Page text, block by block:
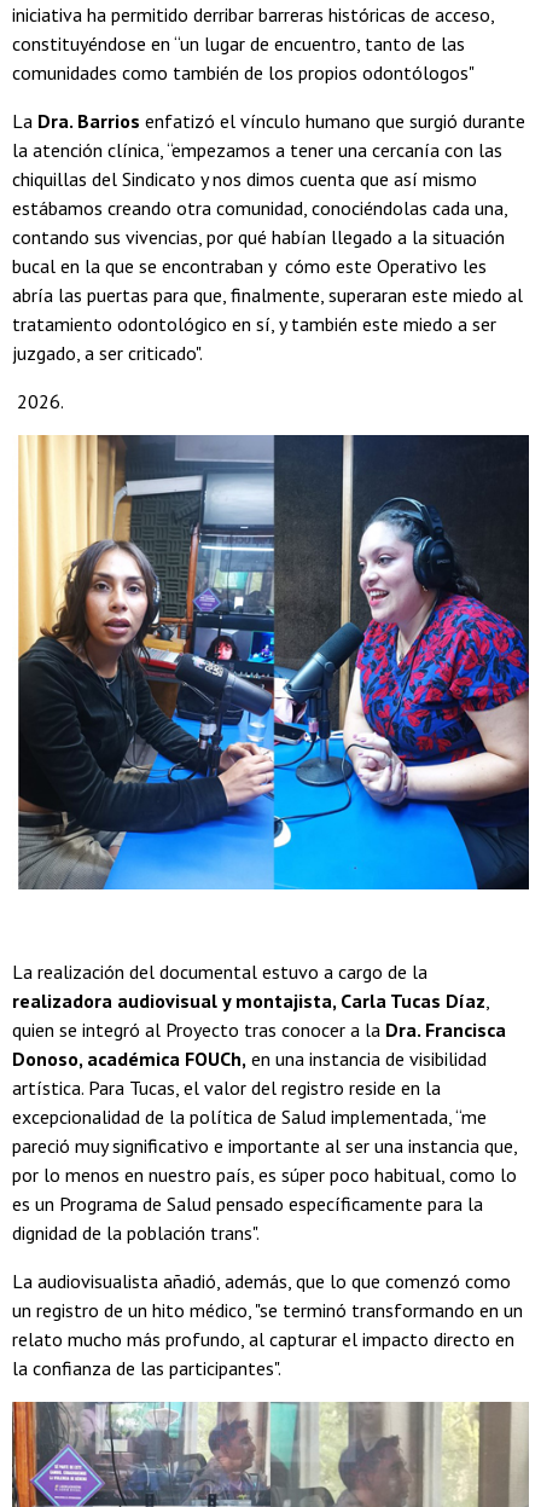
iniciativa ha permitido derribar barreras históricas de acceso,
constituyéndose en “un lugar de encuentro, tanto de las
comunidades como también de los propios odontólogos"
La Dra. Barrios enfatizó el vínculo humano que surgió durante
la atención clínica, “empezamos a tener una cercanía con las
chiquillas del Sindicato y nos dimos cuenta que así mismo
estábamos creando otra comunidad, conociéndolas cada una,
contando sus vivencias, por qué habían llegado a la situación
bucal en la que se encontraban y cómo este Operativo les
abría las puertas para que, finalmente, superaran este miedo al
tratamiento odontológico en sí, y también este miedo a ser
juzgado, a ser criticado".
2026.
La realización del documental estuvo a cargo de la
realizadora audiovisual y montajista, Carla Tucas Díaz,
quien se integró al Proyecto tras conocer a la Dra. Francisca
Donoso, académica FOUCh, en una instancia de visibilidad
artística. Para Tucas, el valor del registro reside en la
excepcionalidad de la política de Salud implementada, “me
pareció muy significativo e importante al ser una instancia que,
por lo menos en nuestro país, es súper poco habitual, como lo
es un Programa de Salud pensado específicamente para la
dignidad de la población trans".
La audiovisualista añadió, además, que lo que comenzó como
un registro de un hito médico, "se terminó transformando en un
relato mucho más profundo, al capturar el impacto directo en
la confianza de las participantes".